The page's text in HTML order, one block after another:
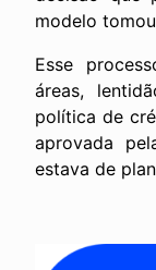
modelo
Esse
áreas,
política de
aprovada
estava de